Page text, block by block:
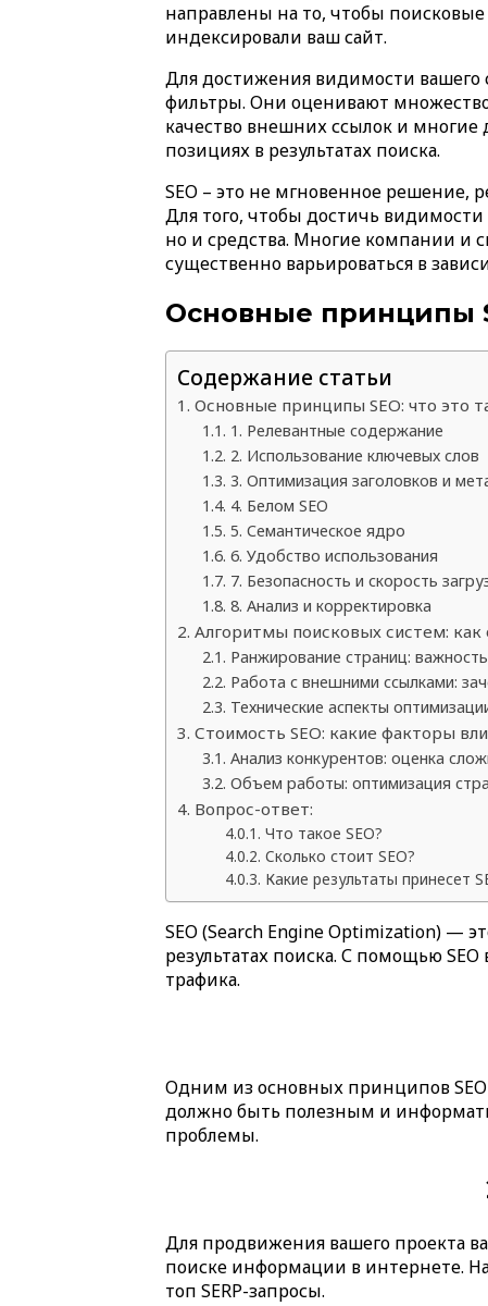
направлены на то, чтобы
индексировали ваш сайт.
Для достижения видимости вашего
фильтры. Они оценивают множество
качество внешних ссылок и многие
позициях в результатах поиска.
SEO – это не мгновенное решение,
Для того, чтобы достичь
но и средства. Многие компании и
существенно варьироваться в
Основные принципы
Содержание статьи
Основные принципы SEO: что это
1. Релевантные содержание
2. Использование ключевых слов
3. Оптимизация заголовков и
4. Белом SEO
5. Семантическое ядро
6. Удобство использования
7. Безопасность и скорость
8. Анализ и корректировка
Алгоритмы поисковых систем:
Ранжирование страниц:
Работа с внешними ссылками:
Технические аспекты
Стоимость SEO: какие факторы
Анализ конкурентов: оценка
Объем работы: оптимизация
Вопрос-ответ:
Что такое SEO?
Сколько стоит SEO?
Какие результаты принесет
SEO (Search Engine Optimization) —
результатах поиска. С помощью
трафика.
Одним из основных принципов SEO
должно быть полезным и
проблемы.
Для продвижения вашего проекта
поиске информации в интернете.
топ SERP-запросы.